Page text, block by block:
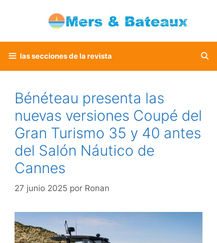
las secciones de la revista
Bénéteau presenta las
nuevas versiones Coupé del
Gran Turismo 35 y 40 antes
del Salón Náutico de
Cannes
27 junio 2025 por Ronan